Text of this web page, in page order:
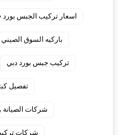
اسعار تركيب الجبس
باركيه السوق الصيني
تركيب جبس بورد دبي
تفصيل
شركات الصيانة
شركات